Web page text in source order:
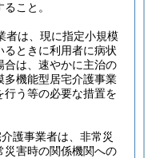
こと。
者は、現に指定小規模
るときに利用者に病状
合は、速やかに主治の
多機能型居宅介護事業
う等の必要な措置を
護事業者は、非常災
災害時の関係機関への